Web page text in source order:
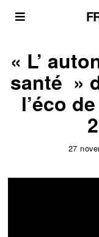
« L’
santé »
l’éco
27